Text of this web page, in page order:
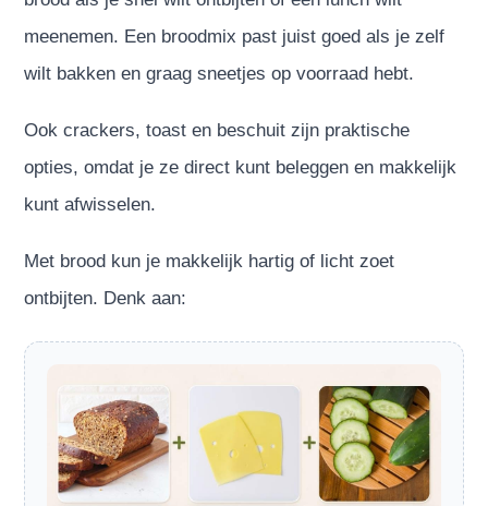
meenemen. Een broodmix past juist goed als je zelf
wilt bakken en graag sneetjes op voorraad hebt.
Ook crackers, toast en beschuit zijn praktische
opties, omdat je ze direct kunt beleggen en makkelijk
kunt afwisselen.
Met brood kun je makkelijk hartig of licht zoet
ontbijten. Denk aan: